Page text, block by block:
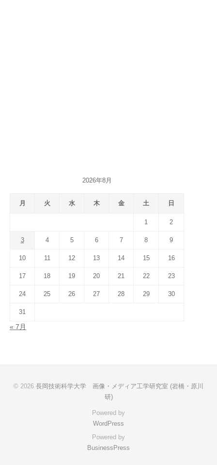
2026年8月
月 火 水 木 金 土 日
1 2
3 4 5 6 7 8 9
10 11 12 13 14 15 16
17 18 19 20 21 22 23
24 25 26 27 28 29 30
31
« 7月
© 2026 長岡技術科学大学 画像・メディア工学研究室 (岩橋・原川
研)
Powered by
WordPress
Powered by
BusinessPress